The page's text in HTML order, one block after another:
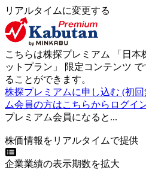
リアルタイムに変更する
こちらは株探プレミアム 「 日本
ットプラン 」 限定コンテンツ で
ることができます。
株探プレミアムに申し込む (初
ム会員の方はこちらからログイ
プレミアム会員になると...
株価情報をリアルタイムで提供
企業業績の表示期数を拡大